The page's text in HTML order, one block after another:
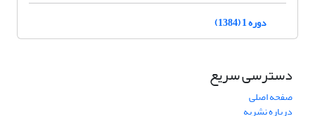
دوره 1 (1384)
دسترسی سریع
صفحه اصلی
درباره نشریه